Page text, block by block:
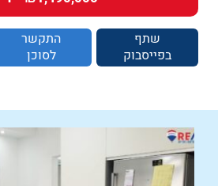
שתף
בפייסבוק
התקשר
לסוכן